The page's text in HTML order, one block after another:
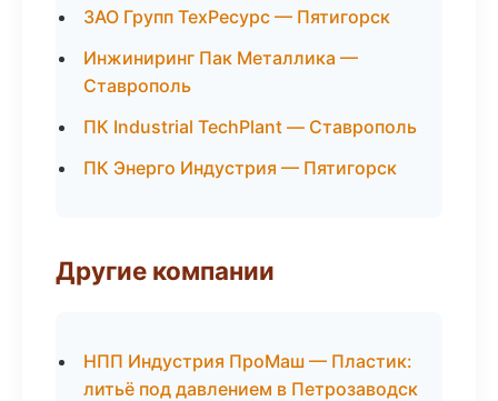
ЗАО Групп ТехРесурс — Пятигорск
Инжиниринг Пак Металлика —
Ставрополь
ПК Industrial TechPlant — Ставрополь
ПК Энерго Индустрия — Пятигорск
Другие компании
НПП Индустрия ПроМаш — Пластик:
литьё под давлением в Петрозаводск